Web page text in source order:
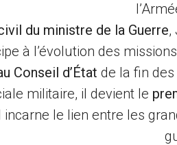
du ministre de la Guerre,
à l’évolution des
Conseil d’État de la fin
militaire, il devient le
incarne le lien entre les